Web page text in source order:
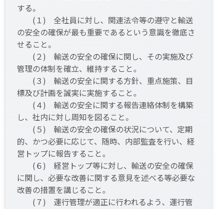
する。
(１) 全社員に対し、関連法令等の遵守と輸送
の安全の確保が最も重要であるという意識を徹底さ
せること。
(２) 輸送の安全の確保に関し、その実施及び
管理の体制を確立、維持すること。
(３) 輸送の安全に関する方針、重点施策、目
標及び計画を誠実に実施すること。
(４) 輸送の安全に関する報告連絡体制を構築
し、社内に対し周知を図ること。
(５) 輸送の安全の確保の状況について、定期
的、かつ必要に応じて、随時、内部監査を行い、経
営トップに報告すること。
(６) 経営トップ等に対し、輸送の安全の確保
に関し、必要な改善に関する意見を述べる等必要な
改善の措置を講じること。
(７) 運行管理が適正に行われるよう、運行管